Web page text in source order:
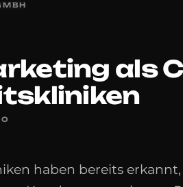
als
haben bereits